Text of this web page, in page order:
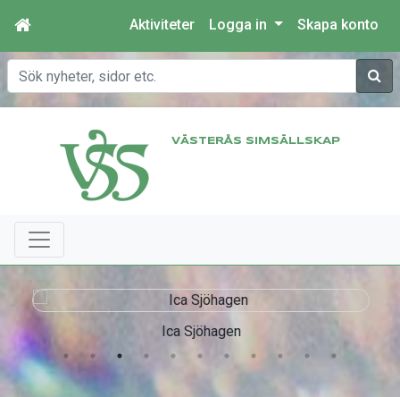
Aktiviteter Logga in Skapa konto
Sök
VÄSTERÅS SIMSÄLLSKAP
Ica Sjöhagen